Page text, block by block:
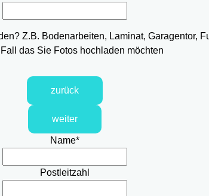
Z.B. Bodenarbeiten, Laminat, Garagentor,
das Sie Fotos hochladen möchten
zurück
weiter
Name*
Postleitzahl